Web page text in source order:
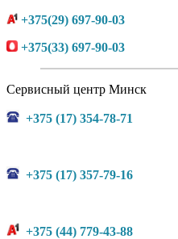
+375(29) 697-90-03
+375(33) 697-90-03
Сервисный центр Минск
+375 (17) 354-78-71
+375 (17) 357-79-16
+375 (44) 779-43-88